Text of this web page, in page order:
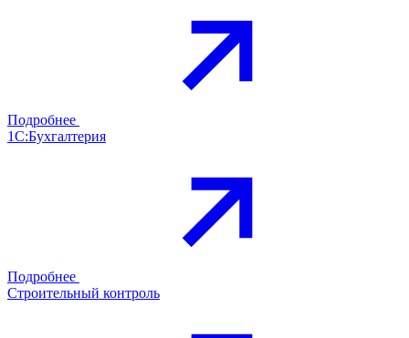
Подробнее
1С:Бухгалтерия
Подробнее
Строительный контроль